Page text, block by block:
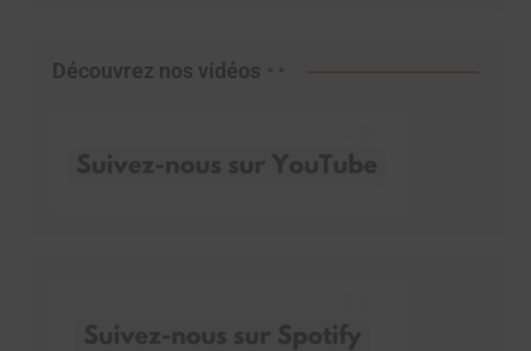
Découvrez nos vidéos